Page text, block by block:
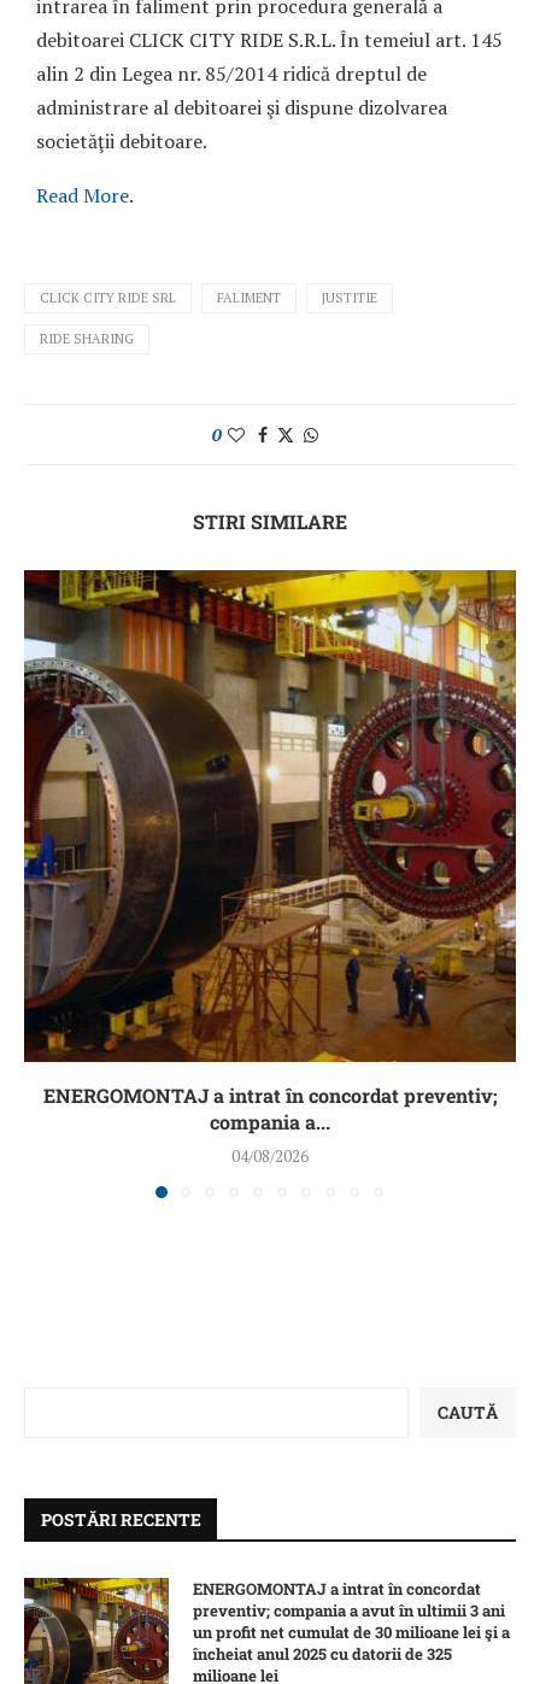
intrarea în faliment prin procedura generală a
debitoarei CLICK CITY RIDE S.R.L. În temeiul art. 145
alin 2 din Legea nr. 85/2014 ridică dreptul de
administrare al debitoarei şi dispune dizolvarea
societăţii debitoare.
Read More.
CLICK CITY RIDE SRL FALIMENT JUSTITIE
RIDE SHARING
0
STIRI SIMILARE
ENERGOMONTAJ a intrat în concordat preventiv;
compania a...
04/08/2026
CAUTĂ
POSTĂRI RECENTE
ENERGOMONTAJ a intrat în concordat
preventiv; compania a avut în ultimii 3 ani
un profit net cumulat de 30 milioane lei şi a
încheiat anul 2025 cu datorii de 325
milioane lei